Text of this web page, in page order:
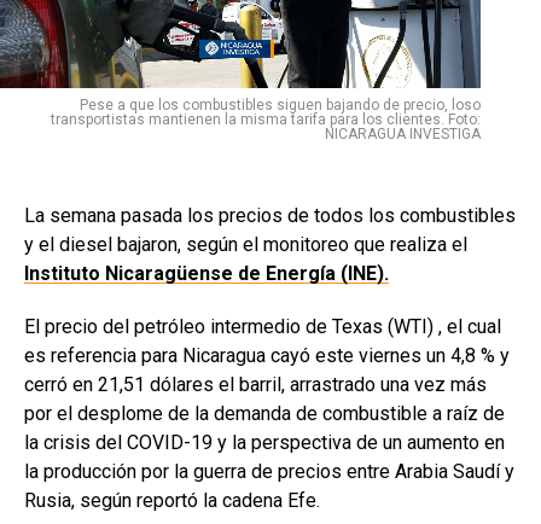
Pese a que los combustibles siguen bajando de precio, loso
transportistas mantienen la misma tarifa para los clientes. Foto:
NICARAGUA INVESTIGA
La semana pasada los precios de todos los combustibles
y el diesel bajaron, según el monitoreo que realiza el
Instituto Nicaragüense de Energía (INE).
El precio del petróleo intermedio de Texas (WTI) , el cual
es referencia para Nicaragua cayó este viernes un 4,8 % y
cerró en 21,51 dólares el barril, arrastrado una vez más
por el desplome de la demanda de combustible a raíz de
la crisis del COVID-19 y la perspectiva de un aumento en
la producción por la guerra de precios entre Arabia Saudí y
Rusia, según reportó la cadena Efe.